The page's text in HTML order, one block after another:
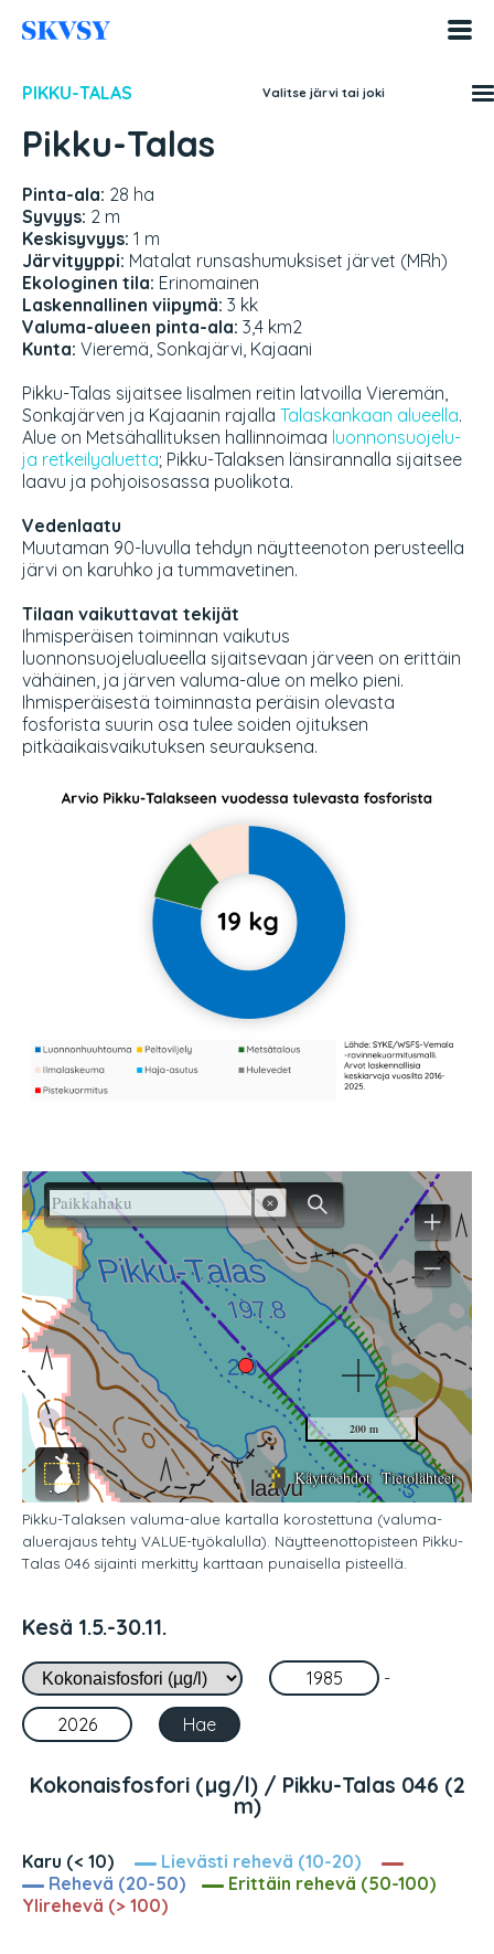
sisältöön
PIKKU-TALAS Valitse järvi tai joki
Pikku-Talas
Pinta-ala: 28 ha
Syvyys: 2 m
Keskisyvyys: 1 m
Järvityyppi: Matalat runsashumuksiset järvet (MRh)
Ekologinen tila: Erinomainen
Laskennallinen viipymä: 3 kk
Valuma-alueen pinta-ala: 3,4 km2
Kunta: Vieremä, Sonkajärvi, Kajaani
Pikku-Talas sijaitsee Iisalmen reitin latvoilla Vieremän,
Sonkajärven ja Kajaanin rajalla Talaskankaan alueella.
Alue on Metsähallituksen hallinnoimaa luonnonsuojelu-
ja retkeilyaluetta; Pikku-Talaksen länsirannalla sijaitsee
laavu ja pohjoisosassa puolikota.
Vedenlaatu
Muutaman 90-luvulla tehdyn näytteenoton perusteella
järvi on karuhko ja tummavetinen.
Tilaan vaikuttavat tekijät
Ihmisperäisen toiminnan vaikutus
luonnonsuojelualueella sijaitsevaan järveen on erittäin
vähäinen, ja järven valuma-alue on melko pieni.
Ihmisperäisestä toiminnasta peräisin olevasta
fosforista suurin osa tulee soiden ojituksen
pitkäaikaisvaikutuksen seurauksena.
Pikku-Talaksen valuma-alue kartalla korostettuna (valuma-
aluerajaus tehty VALUE-työkalulla). Näytteenottopisteen Pikku-
Talas 046 sijainti merkitty karttaan punaisella pisteellä.
Kesä 1.5.-30.11.
-
Kokonaisfosfori (µg/l) / Pikku-Talas 046 (2
m)
Karu (< 10)
Lievästi rehevä (10-20)
Rehevä (20-50)
Erittäin rehevä (50-100)
Ylirehevä (> 100)